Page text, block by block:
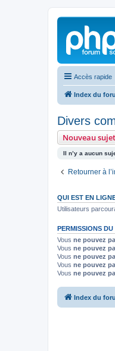
Accès rapide
Index du
Divers
Nouveau sujet
Il n’y a aucun
Retourner à
QUI EST EN
Utilisateurs
PERMISSIONS
Vous ne pouvez
Vous ne pouvez
Vous ne pouvez
Vous ne pouvez
Vous ne pouvez
Index du